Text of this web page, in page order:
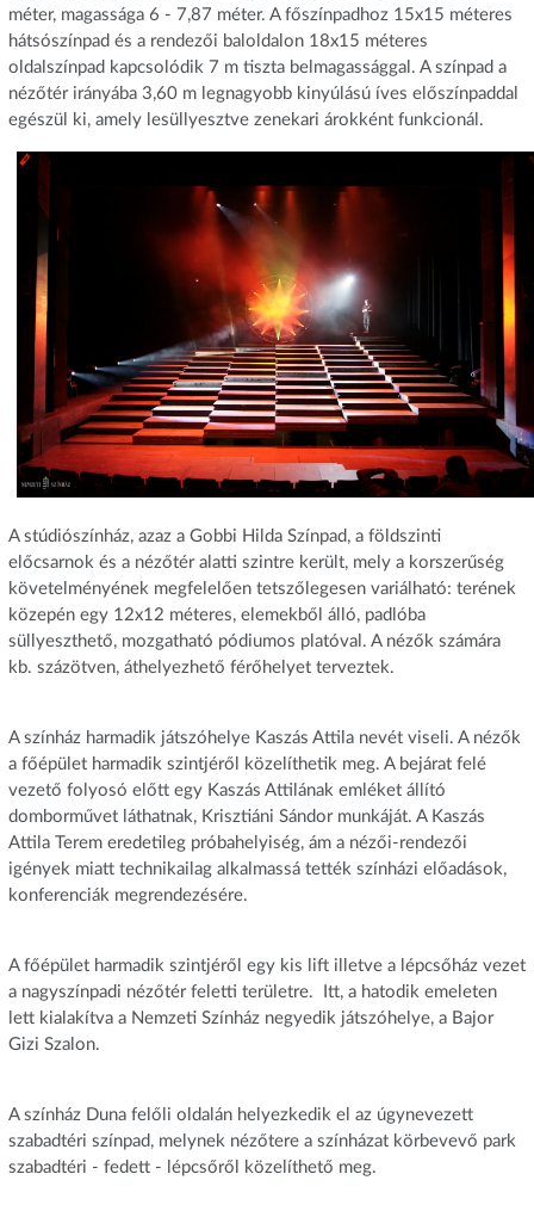
méter, magassága 6 - 7,87 méter. A főszínpadhoz 15x15 méteres
hátsószínpad és a rendezői baloldalon 18x15 méteres
oldalszínpad kapcsolódik 7 m tiszta belmagassággal. A színpad a
nézőtér irányába 3,60 m legnagyobb kinyúlású íves előszínpaddal
egészül ki, amely lesüllyesztve zenekari árokként funkcionál.
A stúdiószínház, azaz a Gobbi Hilda Színpad, a földszinti
előcsarnok és a nézőtér alatti szintre került, mely a korszerűség
követelményének megfelelően tetszőlegesen variálható: terének
közepén egy 12x12 méteres, elemekből álló, padlóba
süllyeszthető, mozgatható pódiumos platóval. A nézők számára
kb. százötven, áthelyezhető férőhelyet terveztek.
A színház harmadik játszóhelye Kaszás Attila nevét viseli. A nézők
a főépület harmadik szintjéről közelíthetik meg. A bejárat felé
vezető folyosó előtt egy Kaszás Attilának emléket állító
domborművet láthatnak, Krisztiáni Sándor munkáját. A Kaszás
Attila Terem eredetileg próbahelyiség, ám a nézői-rendezői
igények miatt technikailag alkalmassá tették színházi előadások,
konferenciák megrendezésére.
A főépület harmadik szintjéről egy kis lift illetve a lépcsőház vezet
a nagyszínpadi nézőtér feletti területre. Itt, a hatodik emeleten
lett kialakítva a Nemzeti Színház negyedik játszóhelye, a Bajor
Gizi Szalon.
A színház Duna felőli oldalán helyezkedik el az úgynevezett
szabadtéri színpad, melynek nézőtere a színházat körbevevő park
szabadtéri - fedett - lépcsőről közelíthető meg.